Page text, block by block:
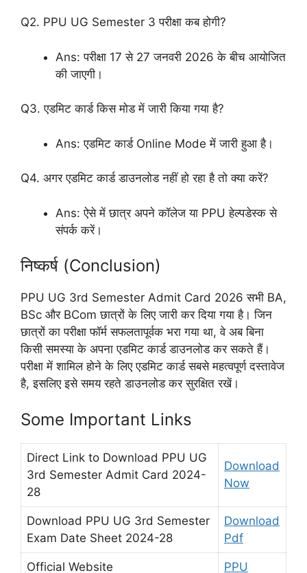
Q2. PPU UG Semester 3 परीक्षा कब होगी?
Ans: परीक्षा 17 से 27 जनवरी 2026 के बीच आयोजित
की जाएगी।
Q3. एडमिट कार्ड किस मोड में जारी किया गया है?
Ans: एडमिट कार्ड Online Mode में जारी हुआ है।
Q4. अगर एडमिट कार्ड डाउनलोड नहीं हो रहा है तो क्या करें?
Ans: ऐसे में छात्र अपने कॉलेज या PPU हेल्पडेस्क से
संपर्क करें।
निष्कर्ष (Conclusion)
PPU UG 3rd Semester Admit Card 2026 सभी BA,
BSc और BCom छात्रों के लिए जारी कर दिया गया है। जिन
छात्रों का परीक्षा फॉर्म सफलतापूर्वक भरा गया था, वे अब बिना
किसी समस्या के अपना एडमिट कार्ड डाउनलोड कर सकते हैं।
परीक्षा में शामिल होने के लिए एडमिट कार्ड सबसे महत्वपूर्ण दस्तावेज
है, इसलिए इसे समय रहते डाउनलोड कर सुरक्षित रखें।
Some Important Links
Direct Link to Download PPU UG
3rd Semester Admit Card 2024-
28
Download
Now
Download PPU UG 3rd Semester
Exam Date Sheet 2024-28
Download
Pdf
Official Website PPU